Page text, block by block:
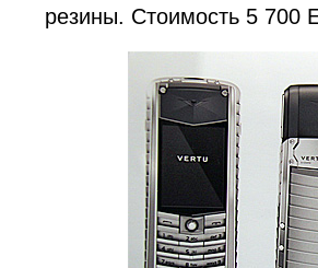
резины. Стоимость 5 700